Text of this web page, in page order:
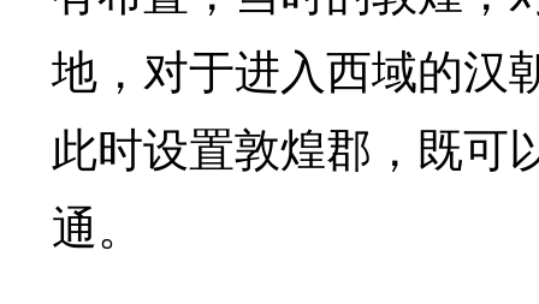
地，对于进入西域的汉
此时设置敦煌郡，既可
通。